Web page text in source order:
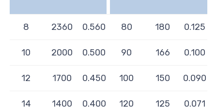
8 2360 0.560 80 180 0.125
10 2000 0.500 90 166 0.100
12 1700 0.450 100 150 0.090
14 1400 0.400 120 125 0.071